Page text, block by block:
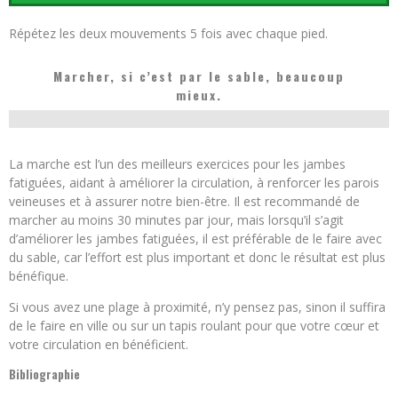
Répétez les deux mouvements 5 fois avec chaque pied.
Marcher, si c’est par le sable, beaucoup
mieux.
La marche est l’un des meilleurs exercices pour les jambes
fatiguées, aidant à améliorer la circulation, à renforcer les parois
veineuses et à assurer notre bien-être. Il est recommandé de
marcher au moins 30 minutes par jour, mais lorsqu’il s’agit
d’améliorer les jambes fatiguées, il est préférable de le faire avec
du sable, car l’effort est plus important et donc le résultat est plus
bénéfique.
Si vous avez une plage à proximité, n’y pensez pas, sinon il suffira
de le faire en ville ou sur un tapis roulant pour que votre cœur et
votre circulation en bénéficient.
Bibliographie